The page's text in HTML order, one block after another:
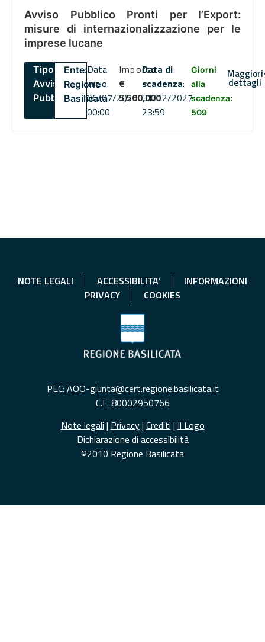
Avviso Pubblico Pronti per l’Export:
misure di internazionalizzazione per le
imprese lucane
Tipo:
Avviso
Pubblico
Ente:
Regione
Basilicata
Data
inizio:
06/07/2026
00:00
Importo
€
5,500,000
Data di
scadenza:
31/12/2027
23:59
Giorni
alla
scadenza:
509
Maggiori
dettagli
NOTE LEGALI ACCESSIBILITA'
INFORMAZIONI
PRIVACY
COOKIES
PEC: AOO-giunta@cert.regione.basilicata.it
C.F. 80002950766
Note legali | Privacy| Crediti | Il Logo
Dichiarazione di accessibilità
©2010 Regione Basilicata